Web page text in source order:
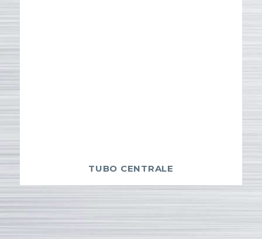
TUBO CENTRALE